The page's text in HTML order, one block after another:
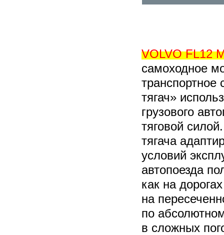
VOLVO FL12
самоходное
транспортное
тягач»
грузового
тяговой
тягача
условий
автопоезда
как на
на
по
в сложных